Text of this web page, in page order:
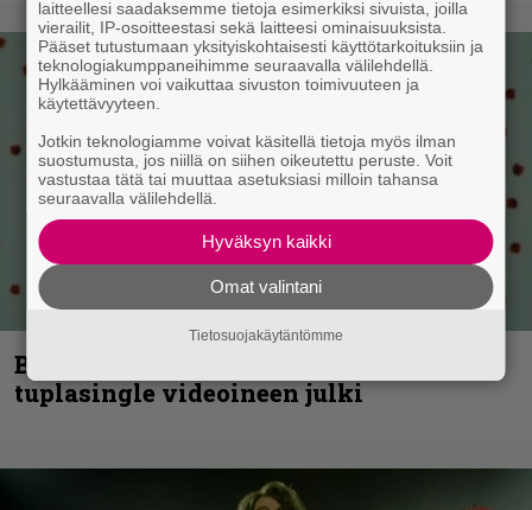
Blind Channel palaa rytinällä –
tuplasingle videoineen julki
laitteellesi saadaksemme tietoja esimerkiksi sivuista, joilla
vierailit, IP-osoitteestasi sekä laitteesi ominaisuuksista.
Pääset tutustumaan yksityiskohtaisesti käyttötarkoituksiin ja
teknologiakumppaneihimme seuraavalla välilehdellä.
Hylkääminen voi vaikuttaa sivuston toimivuuteen ja
käytettävyyteen.
Jotkin teknologiamme voivat käsitellä tietoja myös ilman
suostumusta, jos niillä on siihen oikeutettu peruste. Voit
vastustaa tätä tai muuttaa asetuksiasi milloin tahansa
seuraavalla välilehdellä.
Hyväksyn kaikki
Omat valintani
Tietosuojakäytäntömme